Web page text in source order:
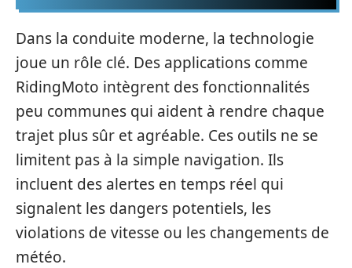
Dans la conduite moderne, la technologie
joue un rôle clé. Des applications comme
RidingMoto intègrent des fonctionnalités
peu communes qui aident à rendre chaque
trajet plus sûr et agréable. Ces outils ne se
limitent pas à la simple navigation. Ils
incluent des alertes en temps réel qui
signalent les dangers potentiels, les
violations de vitesse ou les changements de
météo.